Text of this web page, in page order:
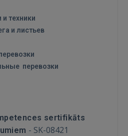
with Apple
техники
и листьев
перевозки
sertifikāts
- SK-08421